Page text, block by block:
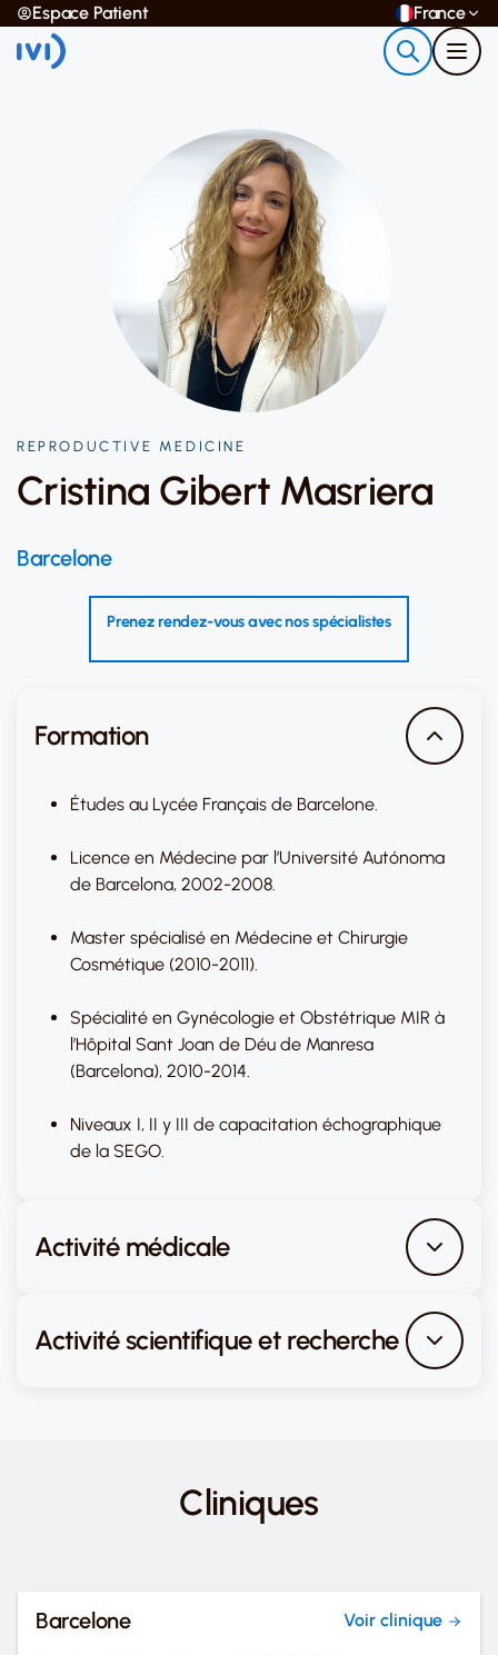
Espace Patient France
REPRODUCTIVE MEDICINE
Cristina Gibert Masriera
Barcelone
Prenez rendez-vous avec nos spécialistes
Formation
Études au Lycée Français de Barcelone.
Licence en Médecine par l’Université Autónoma
de Barcelona, 2002-2008.
Master spécialisé en Médecine et Chirurgie
Cosmétique (2010-2011).
Spécialité en Gynécologie et Obstétrique MIR à
l’Hôpital Sant Joan de Déu de Manresa
(Barcelona), 2010-2014.
Niveaux I, II y III de capacitation échographique
de la SEGO.
Activité médicale
Activité scientifique et recherche
Cliniques
Voir clinique
Barcelone